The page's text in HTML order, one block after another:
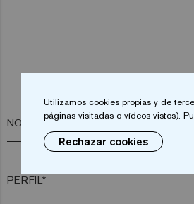
NOMBRE*
Utilizamos cookies propias y de
páginas visitadas o vídeos vistos).
Rechazar cookies